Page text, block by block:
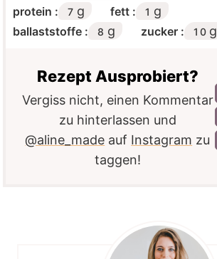
protein : 7 g fett : 1 g
ballaststoffe : 8 g zucker : 10 g
Rezept Ausprobiert?
Vergiss nicht, einen Kommentar
zu hinterlassen und
@aline_made auf Instagram zu
taggen!